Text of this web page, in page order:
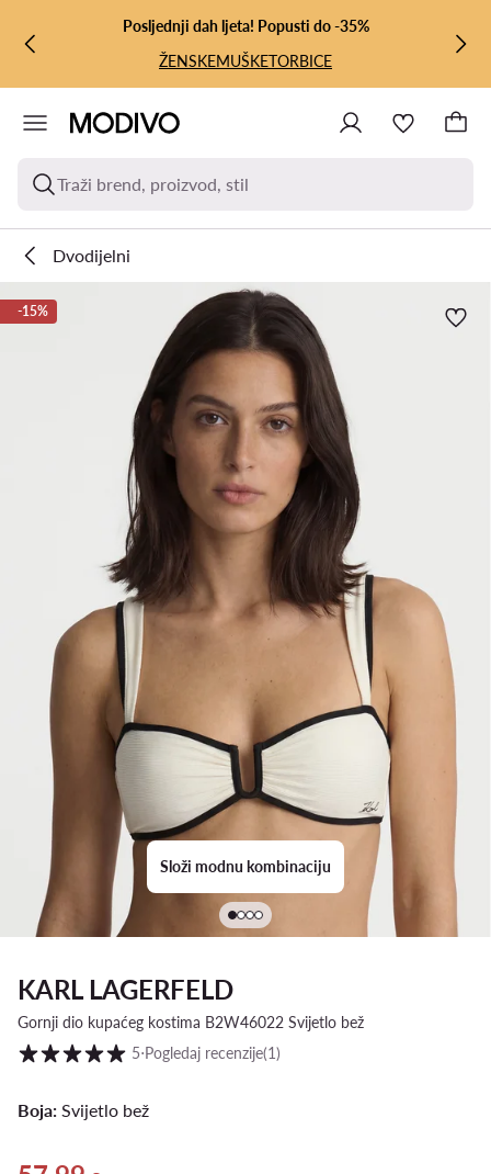
PRIJEĐI NA GLAVNI SADRŽAJ
PRIJEĐI NA PRETRAŽIVANJE
Posljednji dah ljeta! Popusti do -35%
ŽENSKEMUŠKETORBICE
Traži brend, proizvod, stil
Dvodijelni
-15%
Složi modnu kombinaciju
KARL LAGERFELD
Gornji dio kupaćeg kostima B2W46022 Svijetlo bež
Ocjena kupaca na skali od 1 do 5
5⋅Pogledaj recenzije(1)
Boja: Svijetlo bež